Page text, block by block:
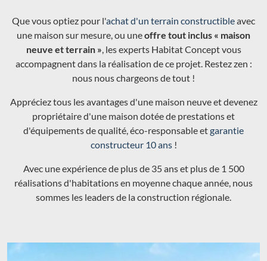
Que vous optiez pour l'achat d'un terrain constructibleavec
une maison sur mesure, ou uneoffre tout inclus « maison
neuve et terrain », les experts Habitat Concept vous
accompagnent dans la réalisation de ce projet. Restez zen :
nous nous chargeons de tout !
Appréciez tous les avantages d'une maison neuve et devenez
propriétaire d'une maison dotée de prestations et
d'équipements de qualité, éco-responsable etgarantie
constructeur 10 ans!
Avec une expérience de plus de 35 ans et plus de 1 500
réalisations d'habitations en moyenne chaque année, nous
sommes les leaders de la construction régionale.